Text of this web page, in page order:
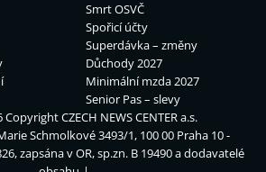
Smrt OSVČ
Spořicí účty
Superdávka – změny
Důchody 2027
Minimální mzda 2027
Senior Pas – slevy
CopyrightCZECH NEWS CENTER a.s.
Schmolkové 3493/1, 100 00 Praha 10 -
zapsána v OR, sp.zn. B 19490 a dodavatelé